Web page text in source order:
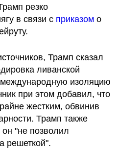
резко
в связи с приказом о
Трамп сказал
ливанской
изоляцию
при этом добавил, что
жестким, обвинив
Трамп также
"не позволил
решеткой".